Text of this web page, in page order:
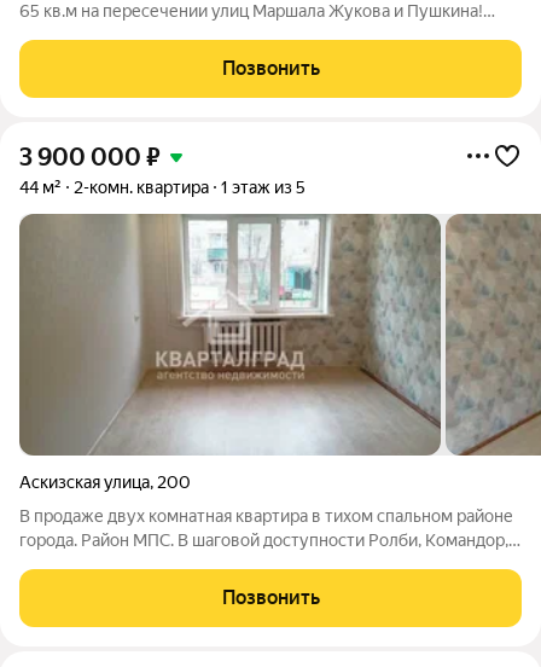
65 кв.м на пересечении улиц Маршала Жукова и Пушкина!
есть кладовка в квартире. Вся мебель на фото остается новому
собственнику, а также
Позвонить
3 900 000 ₽
44 м² 2-комн. квартира 1 этаж из 5
Аскизская улица, 200
В продаже двух комнатная квартира в тихом спальном районе
города. Район МПС. В шаговой доступности Ролби, Командор,
санузел в кафеле, окна ПВХ, на полу линолеум. Очень
комфортный первый этаж,
Позвонить